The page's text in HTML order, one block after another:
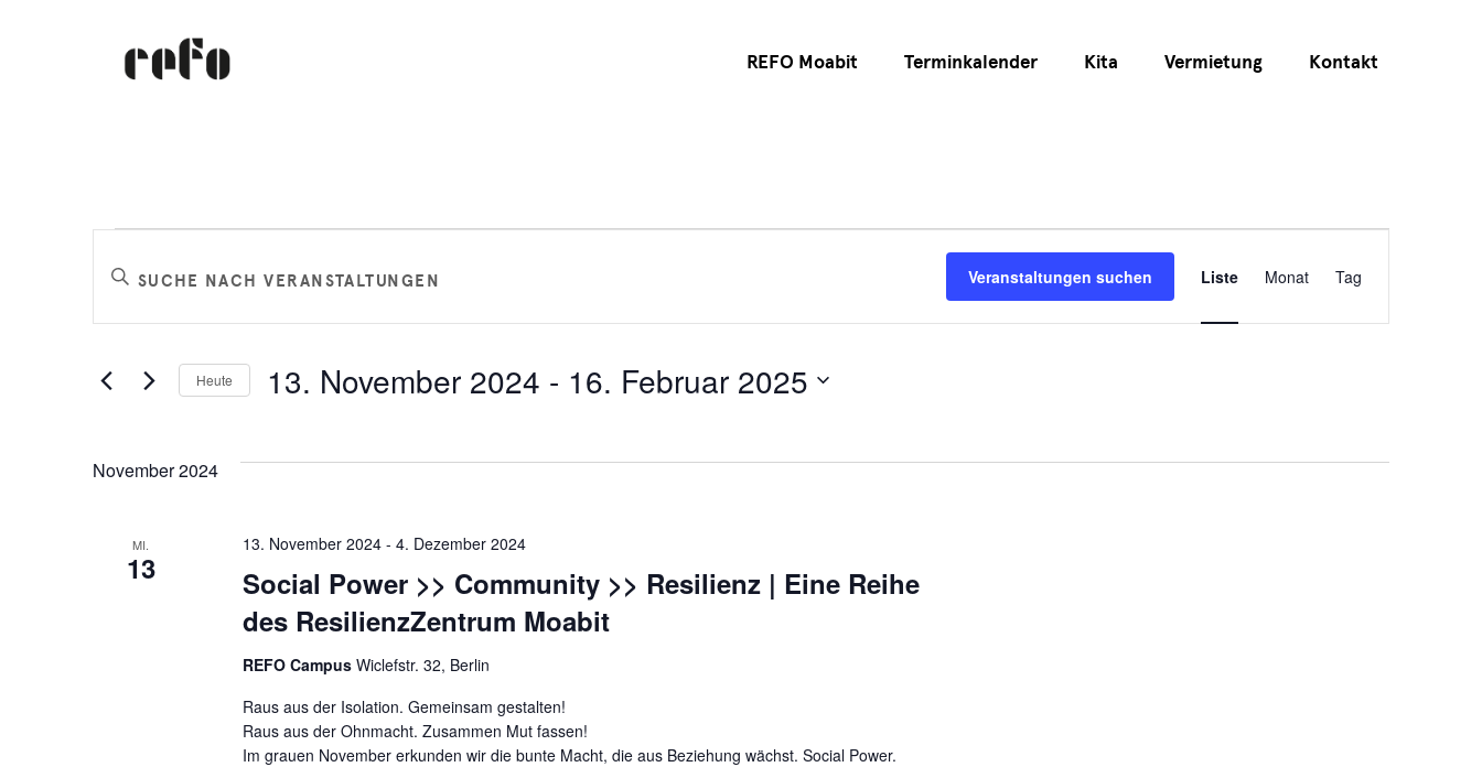
REFO Moabit Terminkalender Kita Vermietung Kontakt
Veranstaltungen
Veranstaltungen
Suche
und
Ansichten,
Schlüsselwort
eingeben.
nach
Veranstaltungen suchen
Ansichten-
Liste Monat Tag
Heute 13. November 2024 - 16. Februar 2025
November 2024
MI.
13
Social Power >> Community >> Resilienz | Eine Reihe
des ResilienzZentrum Moabit
13. November 2024- 4. Dezember 2024
REFO Campus Wiclefstr. 32, Berlin
Raus aus der Isolation. Gemeinsam gestalten!
Raus aus der Ohnmacht. Zusammen Mut fassen!
Im grauen November erkunden wir die bunte Macht, die aus Beziehung wächst. Social Power.